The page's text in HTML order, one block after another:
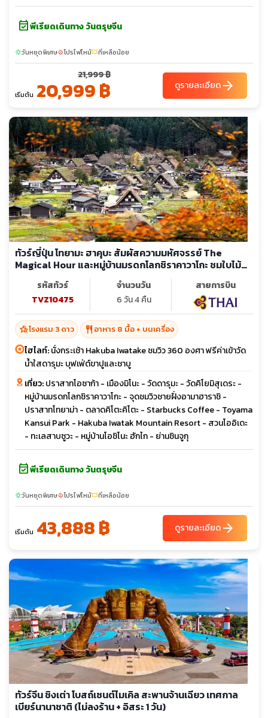
event_availableพีเรียดเดินทาง วันตรุษจีน
sunnyวันหยุดพิเศษlocal_fire_departmentโปรไฟไหม้confirmation_numberที่เหลือน้อย
เริ่มต้น
21,999 ฿
20,999 ฿ ดูรายละเอียดarrow_forward
ทัวร์ญี่ปุ่น โทยามะ ฮาคุบะ สัมผัสความมหัศจรรย์ The
Magical Hour และหมู่บ้านมรดกโลกชิราคาวาโกะ ชมใบไม้
รหัสทัวร์
TVZ10475
จำนวนวัน
6 วัน 4 คืน
สายการบิน
hotel_classโรงแรม 3 ดาว restaurant อาหาร 8 มื้อ + บนเครื่อง
ไฮไลท์:นั่งกระเช้า Hakuba Iwatake ชมวิว 360 องศา ฟรีค่าเข้าวัด
น้ำใสดารุมะ บุฟเฟ่ต์ขาปูและชาบู
เที่ยว:ปราสาทโอซาก้า - เมืองมิโนะ - วัดดารุมะ - วัดคิโยมิสุเดระ -
หมู่บ้านมรดกโลกชิราคาวาโกะ - จุดชมวิวชายฝั่งอามาฮาราชิ -
ปราสาทโทยาม่า - ตลาดคิโตะคิโตะ - Starbucks Coffee - Toyama
Kansui Park - Hakuba Iwatak Mountain Resort - สวนโออิเดะ
- ทะเลสาบซูวะ - หมู่บ้านโอชิโนะ ฮักไก - ย่านชินจูกุ
event_availableพีเรียดเดินทาง วันตรุษจีน
sunnyวันหยุดพิเศษlocal_fire_departmentโปรไฟไหม้confirmation_numberที่เหลือน้อย
เริ่มต้น 43,888 ฿ ดูรายละเอียดarrow_forward
ทัวร์จีน ชิงเต่า โบสถ์เซนต์ไมเคิล สะพานจ้านเฉียว เทศกาล
เบียร์นานาชาติ (ไม่ลงร้าน + อิสระ 1 วัน)